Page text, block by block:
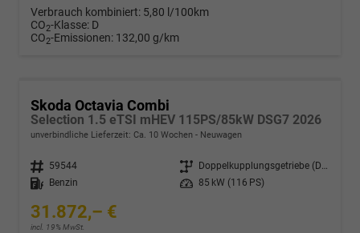
Verbrauch kombiniert: 5,80 l/100km
CO2-Klasse: D
CO2-Emissionen: 132,00 g/km
Skoda Octavia Combi
Selection 1.5 eTSI mHEV 115PS/85kW DSG7 2026
unverbindliche Lieferzeit: Ca. 10 Wochen Neuwagen
Fahrzeugnr. 59544 Getriebe
Doppelkupplungsgetriebe (DSG)
Kraftstoff
Benzin Leistung 85 kW (116 PS)
31.872,– €
incl. 19% MwSt.